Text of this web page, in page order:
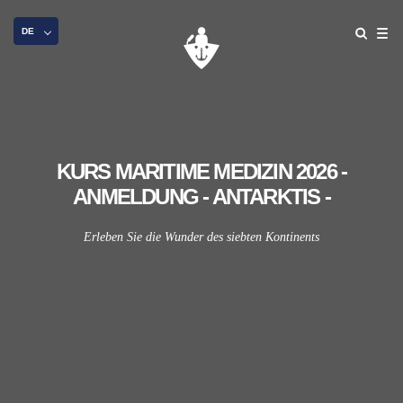
DE
KURS MARITIME MEDIZIN 2026 -
ANMELDUNG - ANTARKTIS -
Erleben Sie die Wunder des siebten Kontinents